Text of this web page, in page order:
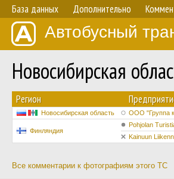
База данных Дополнительно
Автобусный
Новосибирская
Регион
Новосибирская область ООО "Группа
Финляндия
Pohjolan
Kainuun
Все комментарии к фотографиям этого ТС